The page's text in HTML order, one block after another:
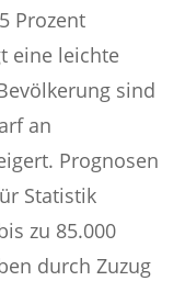
Prozent
eine leichte
sind
an
Prognosen
Statistik
zu 85.000
durch Zuzug